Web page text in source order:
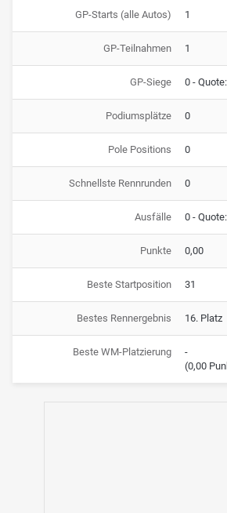
GP-Starts (alle Autos) 1
GP-Teilnahmen 1
GP-Siege 0 -
Podiumsplätze 0
Pole Positions 0
Schnellste Rennrunden 0
Ausfälle 0 -
Punkte 0,00
Beste Startposition 31
Bestes Rennergebnis 16. Platz
Beste WM-Platzierung
-
(0,00